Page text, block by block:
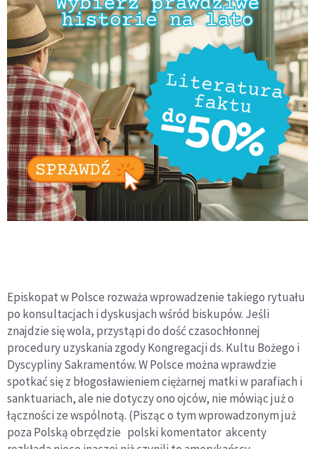
Episkopat w Polsce rozważa wprowadzenie takiego rytuału
po konsultacjach i dyskusjach wśród biskupów. Jeśli
znajdzie się wola, przystąpi do dość czasochłonnej
procedury uzyskania zgody Kongregacji ds. Kultu Bożego i
Dyscypliny Sakramentów. W Polsce można wprawdzie
spotkać się z błogosławieniem ciężarnej matki w parafiach i
sanktuariach, ale nie dotyczy ono ojcόw, nie mόwiąc już o
łączności ze wspόlnotą. (Pisząc o tym wprowadzonym już
poza Polską obrzędzie polski komentator akcenty